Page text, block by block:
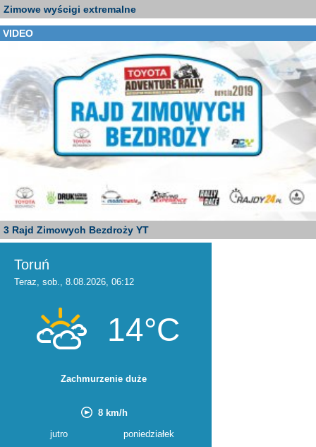
Zimowe wyścigi extremalne
VIDEO
3 Rajd Zimowych Bezdroży YT